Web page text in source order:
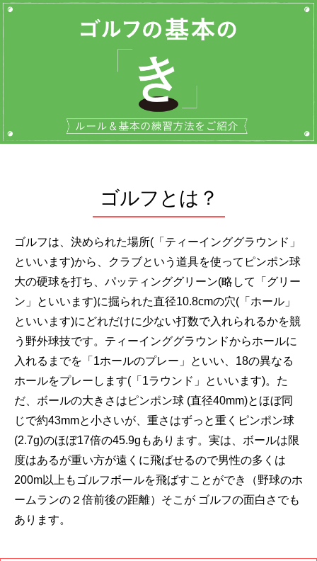
ゴルフとは？
ゴルフは、決められた場所(「ティーインググラウンド」
といいます)から、クラブという道具を使ってピンポン球
大の硬球を打ち、パッティンググリーン(略して「グリー
ン」といいます)に掘られた直径10.8cmの穴(「ホール」
といいます)にどれだけに少ない打数で入れられるかを競
う野外球技です。ティーインググラウンドからホールに
入れるまでを「1ホールのプレー」といい、18の異なる
ホールをプレーします(「1ラウンド」といいます)。た
だ、ボールの大きさはピンポン球 (直径40mm)とほぼ同
じで約43mmと小さいが、重さはずっと重くピンポン球
(2.7g)のほぼ17倍の45.9gもあります。実は、ボールは限
度はあるが重い方が遠くに飛ばせるので男性の多くは
200m以上もゴルフボールを飛ばすことができ（野球のホ
ームランの２倍前後の距離）そこが ゴルフの面白さでも
あります。